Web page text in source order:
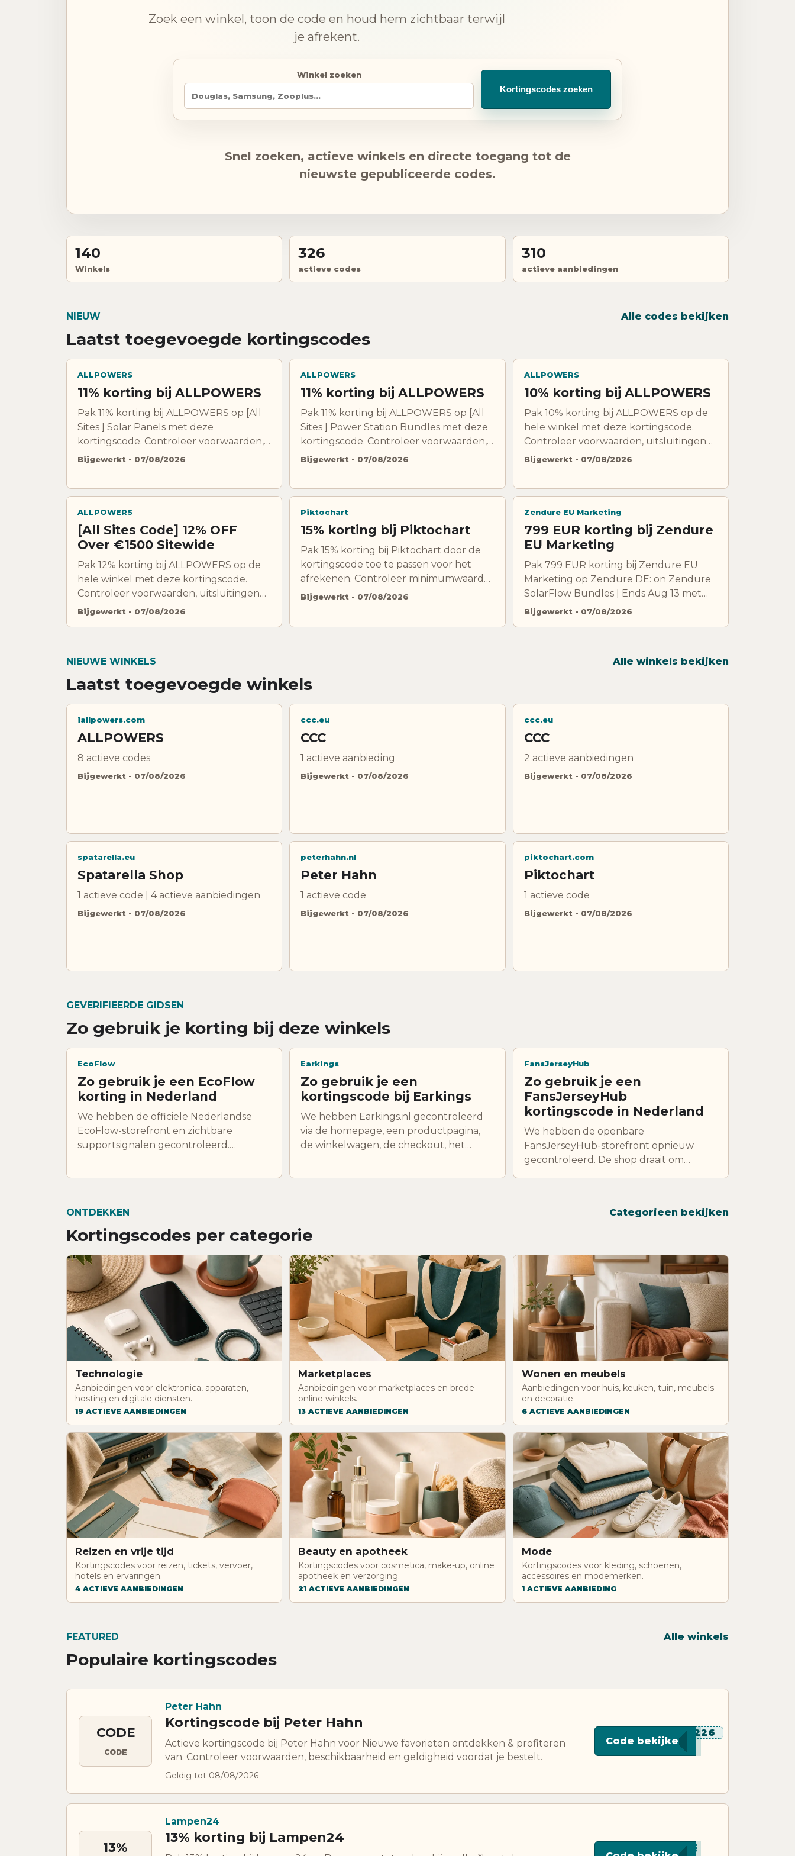
Zoek een winkel, toon de code en houd hem zichtbaar terwijl
je afrekent.
Winkel zoeken
Kortingscodes zoeken
Snel zoeken, actieve winkels en directe toegang tot de
nieuwste gepubliceerde codes.
140
Winkels
326
actieve codes
310
actieve aanbiedingen
NIEUW
Laatst toegevoegde kortingscodes
Alle codes bekijken
ALLPOWERS
11% korting bij ALLPOWERS
Pak 11% korting bij ALLPOWERS op [All
Sites ] Solar Panels met deze
kortingscode. Controleer voorwaarden,
uitsluitingen en geldigheid voordat je
Bijgewerkt - 07/08/2026
ALLPOWERS
11% korting bij ALLPOWERS
Pak 11% korting bij ALLPOWERS op [All
Sites ] Power Station Bundles met deze
kortingscode. Controleer voorwaarden,
uitsluitingen en geldigheid voordat je
Bijgewerkt - 07/08/2026
ALLPOWERS
10% korting bij ALLPOWERS
Pak 10% korting bij ALLPOWERS op de
hele winkel met deze kortingscode.
Controleer voorwaarden, uitsluitingen
en geldigheid voordat je bestelt.
Bijgewerkt - 07/08/2026
ALLPOWERS
[All Sites Code] 12% OFF
Over €1500 Sitewide
Pak 12% korting bij ALLPOWERS op de
hele winkel met deze kortingscode.
Controleer voorwaarden, uitsluitingen
en geldigheid voordat je bestelt.
Bijgewerkt - 07/08/2026
Piktochart
15% korting bij Piktochart
Pak 15% korting bij Piktochart door de
kortingscode toe te passen voor het
afrekenen. Controleer minimumwaarde,
uitsluitingen en geldigheid.
Bijgewerkt - 07/08/2026
Zendure EU Marketing
799 EUR korting bij Zendure
EU Marketing
Pak 799 EUR korting bij Zendure EU
Marketing op Zendure DE: on Zendure
SolarFlow Bundles | Ends Aug 13 met
deze kortingscode. Controleer
Bijgewerkt - 07/08/2026
NIEUWE WINKELS
Laatst toegevoegde winkels
Alle winkels bekijken
iallpowers.com
ALLPOWERS
8 actieve codes
Bijgewerkt - 07/08/2026
ccc.eu
CCC
1 actieve aanbieding
Bijgewerkt - 07/08/2026
ccc.eu
CCC
2 actieve aanbiedingen
Bijgewerkt - 07/08/2026
spatarella.eu
Spatarella Shop
1 actieve code | 4 actieve aanbiedingen
Bijgewerkt - 07/08/2026
peterhahn.nl
Peter Hahn
1 actieve code
Bijgewerkt - 07/08/2026
piktochart.com
Piktochart
1 actieve code
Bijgewerkt - 07/08/2026
GEVERIFIEERDE GIDSEN
Zo gebruik je korting bij deze winkels
EcoFlow
Zo gebruik je een EcoFlow
korting in Nederland
We hebben de officiele Nederlandse
EcoFlow-storefront en zichtbare
supportsignalen gecontroleerd.
het exacte systeem dat je wilt kopen.
Earkings
Zo gebruik je een
kortingscode bij Earkings
We hebben Earkings.nl gecontroleerd
via de homepage, een productpagina,
de winkelwagen, de checkout, het
kortingscode vul je niet in op de
productpagina of in de winkelwagen,
maar in de checkout bij het veld
Kortingscode.
FansJerseyHub
Zo gebruik je een
FansJerseyHub
kortingscode in Nederland
We hebben de openbare
FansJerseyHub-storefront opnieuw
gecontroleerd. De shop draait om
korting hangt sterk af van uitvoering,
ONTDEKKEN
Kortingscodes per categorie
Categorieen bekijken
Technologie
Aanbiedingen voor elektronica, apparaten,
hosting en digitale diensten.
19 ACTIEVE AANBIEDINGEN
Marketplaces
Aanbiedingen voor marketplaces en brede
online winkels.
13 ACTIEVE AANBIEDINGEN
Wonen en meubels
Aanbiedingen voor huis, keuken, tuin, meubels
en decoratie.
6 ACTIEVE AANBIEDINGEN
Reizen en vrije tijd
Kortingscodes voor reizen, tickets, vervoer,
hotels en ervaringen.
4 ACTIEVE AANBIEDINGEN
Beauty en apotheek
Kortingscodes voor cosmetica, make-up, online
apotheek en verzorging.
21 ACTIEVE AANBIEDINGEN
Mode
Kortingscodes voor kleding, schoenen,
accessoires en modemerken.
1 ACTIEVE AANBIEDING
FEATURED
Populaire kortingscodes
Alle winkels
CODE
CODE
Peter Hahn
Kortingscode bij Peter Hahn
Actieve kortingscode bij Peter Hahn voor Nieuwe favorieten ontdekken & profiteren
van. Controleer voorwaarden, beschikbaarheid en geldigheid voordat je bestelt.
Geldig tot 08/08/2026
*********226
Code bekijken
13%
Lampen24
13% korting bij Lampen24
***AUW